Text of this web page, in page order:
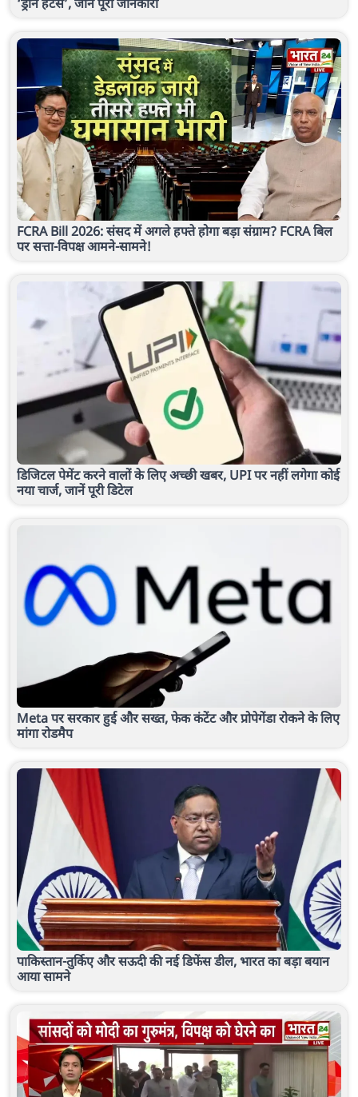
FCRA Bill 2026: संसद में अगले हफ्ते होगा बड़ा संग्राम? FCRA बिल
पर सत्ता-विपक्ष आमने-सामने!
डिजिटल पेमेंट करने वालों के लिए अच्छी खबर, UPI पर नहीं लगेगा कोई
नया चार्ज, जानें पूरी डिटेल
Meta पर सरकार हुई और सख्त, फेक कंटेंट और प्रोपेगेंडा रोकने के लिए
मांगा रोडमैप
पाकिस्तान-तुर्किए और सऊदी की नई डिफेंस डील, भारत का बड़ा बयान
आया सामने